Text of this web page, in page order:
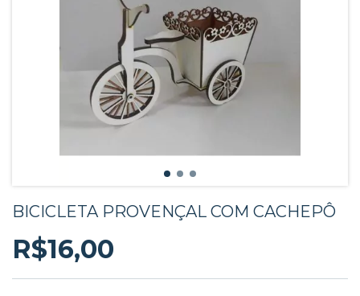
BICICLETA PROVENÇAL COM CACHEPÔ
R$16,00